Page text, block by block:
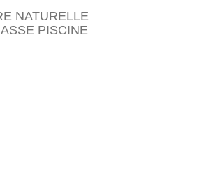
NATURELLE
PISCINE